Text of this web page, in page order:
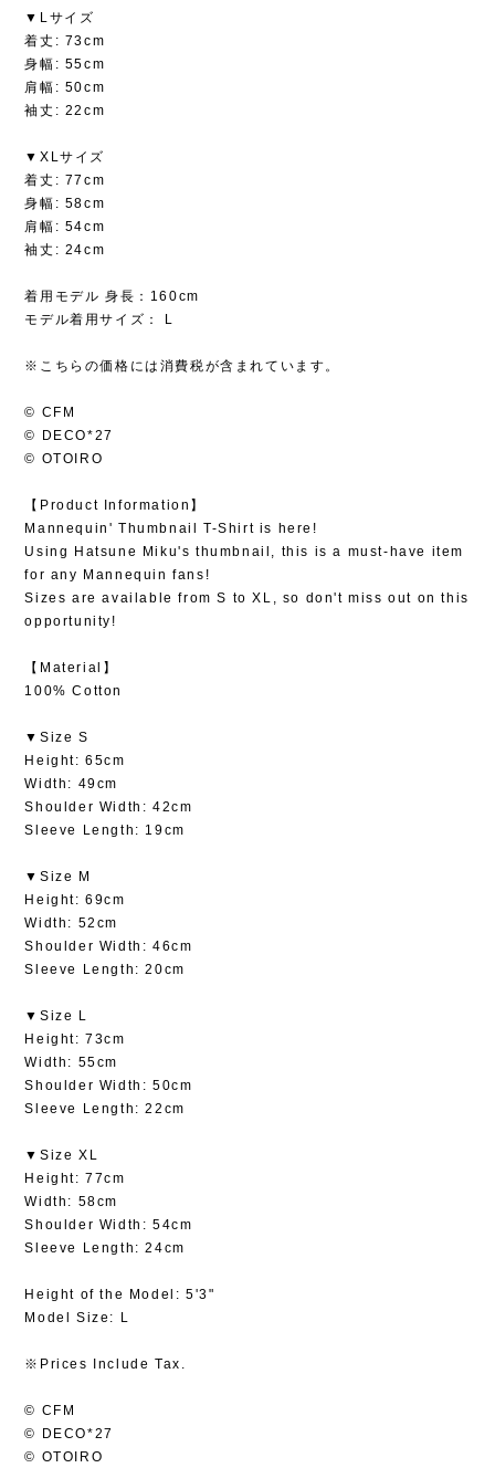
▼Lサイズ
着丈: 73cm
身幅: 55cm
肩幅: 50cm
袖丈: 22cm
▼XLサイズ
着丈: 77cm
身幅: 58cm
肩幅: 54cm
袖丈: 24cm
着用モデル 身長：160cm
モデル着用サイズ： L
※こちらの価格には消費税が含まれています。
© CFM
© DECO*27
© OTOIRO
【Product Information】
Mannequin' Thumbnail T-Shirt is here!
Using Hatsune Miku's thumbnail, this is a must-have item
for any Mannequin fans!
Sizes are available from S to XL, so don't miss out on this
opportunity!
【Material】
100% Cotton
▼Size S
Height: 65cm
Width: 49cm
Shoulder Width: 42cm
Sleeve Length: 19cm
▼Size M
Height: 69cm
Width: 52cm
Shoulder Width: 46cm
Sleeve Length: 20cm
▼Size L
Height: 73cm
Width: 55cm
Shoulder Width: 50cm
Sleeve Length: 22cm
▼Size XL
Height: 77cm
Width: 58cm
Shoulder Width: 54cm
Sleeve Length: 24cm
Height of the Model: 5'3"
Model Size: L
※Prices Include Tax.
© CFM
© DECO*27
© OTOIRO